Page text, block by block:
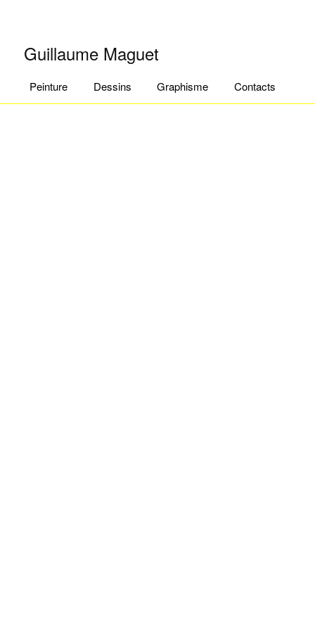
Guillaume Maguet
Aller au contenu principal
Aller au contenu secondaire
Peinture Dessins Graphisme Contacts